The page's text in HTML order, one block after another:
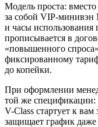
Модель проста:
за собой VIP-минивэн
и часы использования
прописывается в
«повышенного
фиксированному
до копейки.
При оформлении
той же спецификации:
V-Class стартует к
защищает график даже